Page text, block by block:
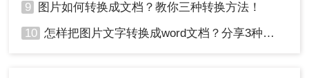
9 图片如何转换成文档？教你三种转换方法！
10 怎样把图片文字转换成word文档？分享3种简单方法，1秒搞定！